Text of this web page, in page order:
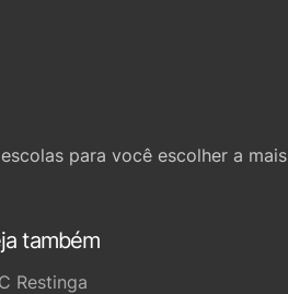
para você escolher a mais
também
Restinga